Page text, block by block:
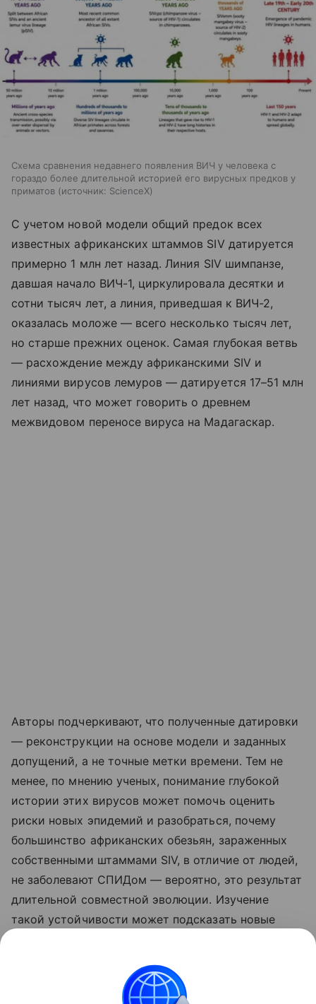
Схема сравнения недавнего появления ВИЧ у человека с
гораздо более длительной историей его вирусных предков у
приматов
источник: ScienceX
С учетом новой модели общий предок всех
известных африканских штаммов SIV датируется
примерно 1 млн лет назад. Линия SIV шимпанзе,
давшая начало ВИЧ-1, циркулировала десятки и
сотни тысяч лет, а линия, приведшая к ВИЧ-2,
оказалась моложе — всего несколько тысяч лет,
но старше прежних оценок. Самая глубокая ветвь
— расхождение между африканскими SIV и
линиями вирусов лемуров — датируется 17–51 млн
лет назад, что может говорить о древнем
межвидовом переносе вируса на Мадагаскар.
Авторы подчеркивают, что полученные датировки
— реконструкции на основе модели и заданных
допущений, а не точные метки времени. Тем не
менее, по мнению ученых, понимание глубокой
истории этих вирусов может помочь оценить
риски новых эпидемий и разобраться, почему
большинство африканских обезьян, зараженных
собственными штаммами SIV, в отличие от людей,
не заболевают СПИДом — вероятно, это результат
длительной совместной эволюции. Изучение
такой устойчивости может подсказать новые
писала, что раскрыто, когда
нейроны начинают делиться на типы.